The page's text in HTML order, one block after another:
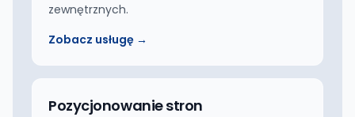
zewnętrznych.
Zobacz usługę →
Pozycjonowanie stron